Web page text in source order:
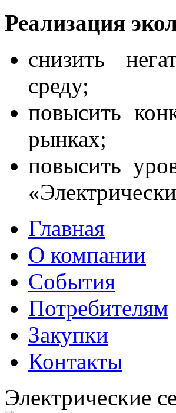
Реализация
снизить
среду;
повысить
рынках;
повысить
Главная
О компании
События
Потребителям
Закупки
Контакты
Электрические